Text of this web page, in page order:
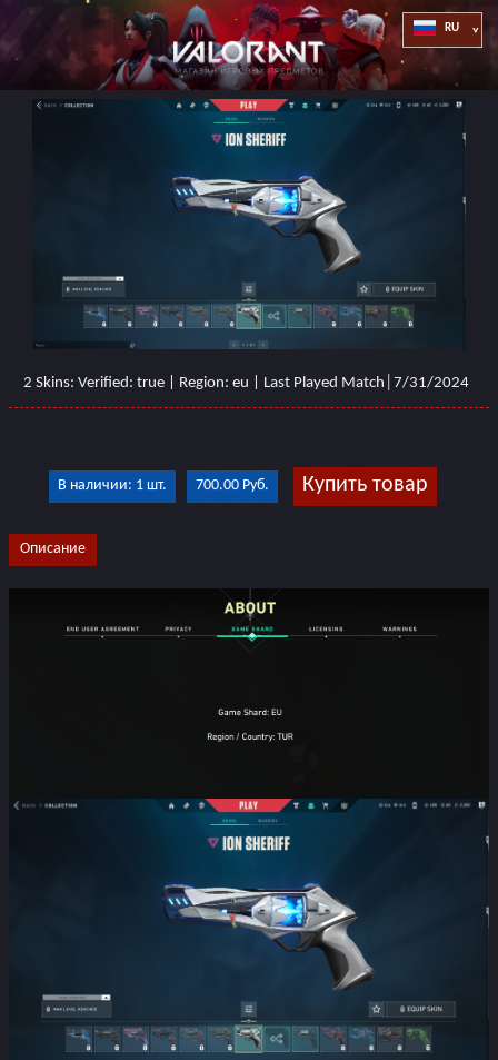
2 Skins: Verified: true | Region: eu | Last Played Match│7/31/2024
В наличии: 1 шт. 700.00 Руб. Купить товар
Описание